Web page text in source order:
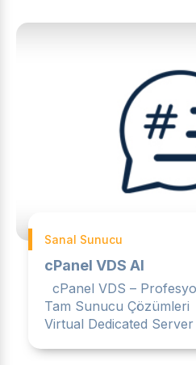
Sanal Sunucu
cPanel VDS Al
cPanel VDS –
Tam Sunucu
Virtual Dedicated Server